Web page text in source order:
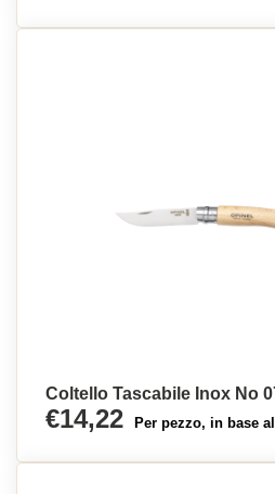
Coltello Tascabile Inox No
€14,22 Per pezzo, in base